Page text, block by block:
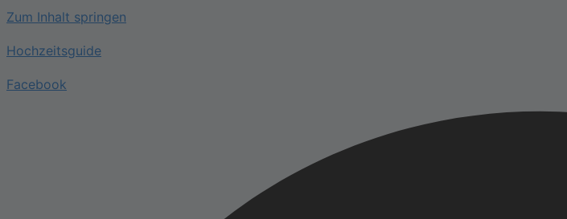
Zum Inhalt springen
Hochzeitsguide
Facebook